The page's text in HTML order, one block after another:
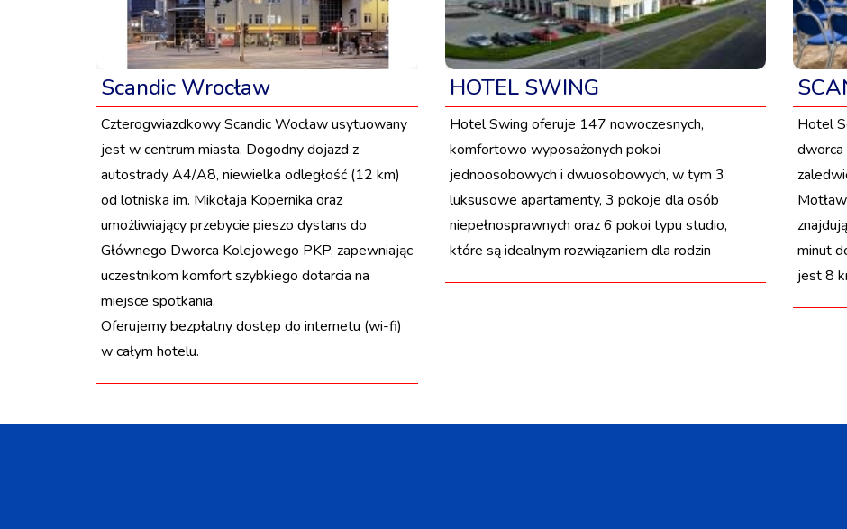
Scandic Wrocław
Czterogwiazdkowy Scandic Wocław usytuowany
jest w centrum miasta. Dogodny dojazd z
autostrady A4/A8, niewielka odległość (12 km)
od lotniska im. Mikołaja Kopernika oraz
umożliwiający przebycie pieszo dystans do
Głównego Dworca Kolejowego PKP, zapewniając
uczestnikom komfort szybkiego dotarcia na
miejsce spotkania.
Oferujemy bezpłatny dostęp do internetu (wi-fi)
w całym hotelu.
HOTEL SWING
Hotel Swing oferuje 147 nowoczesnych,
komfortowo wyposażonych pokoi
jednoosobowych i dwuosobowych, w tym 3
luksusowe apartamenty, 3 pokoje dla osób
niepełnosprawnych oraz 6 pokoi typu studio,
które są idealnym rozwiązaniem dla rodzin
Hotel
minut
jest 8